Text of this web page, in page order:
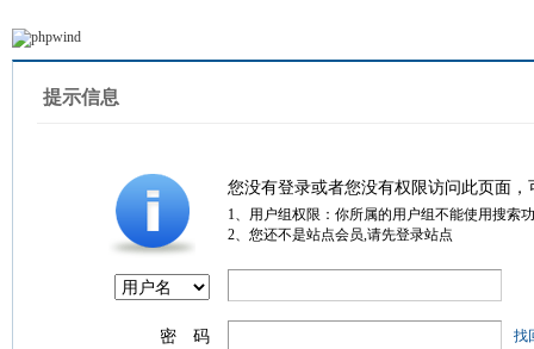
提示信息
您没有登录或者您没有权限访问此页面
1、用户组权限：你所属的用户组不能使用搜索
2、您还不是站点会员,请先登录站点
密 码 找